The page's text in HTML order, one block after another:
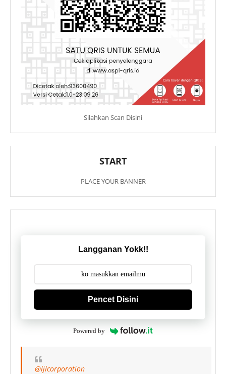
Silahkan Scan Disini
START
PLACE YOUR BANNER
Langganan Yokk!!
Pencet Disini
Powered by
@ljlcorporation